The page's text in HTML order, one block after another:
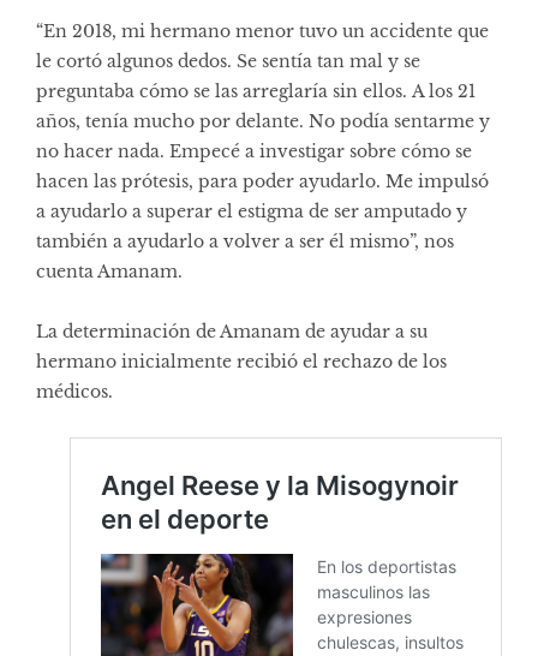
“En 2018, mi hermano menor tuvo un accidente que
le cortó algunos dedos. Se sentía tan mal y se
preguntaba cómo se las arreglaría sin ellos. A los 21
años, tenía mucho por delante. No podía sentarme y
no hacer nada. Empecé a investigar sobre cómo se
hacen las prótesis, para poder ayudarlo. Me impulsó
a ayudarlo a superar el estigma de ser amputado y
también a ayudarlo a volver a ser él mismo”, nos
cuenta Amanam.
La determinación de Amanam de ayudar a su
hermano inicialmente recibió el rechazo de los
médicos.